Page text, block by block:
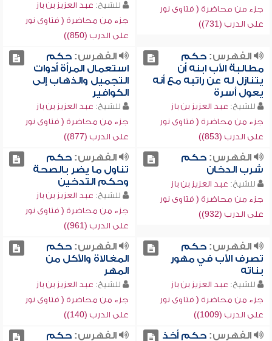
جزء من محاضرة ( فتاوى نور
على الدرب (731))
للشيخ: عبد العزيز بن باز
جزء من محاضرة ( فتاوى نور
على الدرب (850))
الفهرس:حكم
مطالبة الأب ابنه أن
يتنازل له عن راتبه مع أنه
يعول أسرة
للشيخ: عبد العزيز بن باز
جزء من محاضرة ( فتاوى نور
على الدرب (853))
الفهرس:حكم
استعمال المرأة أدوات
التجميل والذهاب إلى
الكوافير
للشيخ: عبد العزيز بن باز
جزء من محاضرة ( فتاوى نور
على الدرب (877))
الفهرس:حكم
شرب الدخان
للشيخ: عبد العزيز بن باز
جزء من محاضرة ( فتاوى نور
على الدرب (932))
الفهرس:حكم
تناول ما يضر بالصحة
وحكم التدخين
للشيخ: عبد العزيز بن باز
جزء من محاضرة ( فتاوى نور
على الدرب (961))
الفهرس:حكم
تصرف الأب في مهور
بناته
للشيخ: عبد العزيز بن باز
جزء من محاضرة ( فتاوى نور
على الدرب (1009))
الفهرس:حكم
المغالاة والأكل من
المهر
للشيخ: عبد العزيز بن باز
جزء من محاضرة ( فتاوى نور
على الدرب (140))
الفهرس:حكم أخذ الفهرس:حكم